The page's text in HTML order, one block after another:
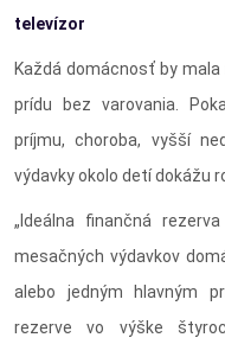
televízor
Každá domácnosť by
prídu bez varovania.
príjmu, choroba, vyšší
výdavky okolo detí dokážu
„Ideálna finančná
mesačných výdavkov
alebo jedným hlavným
rezerve vo výške